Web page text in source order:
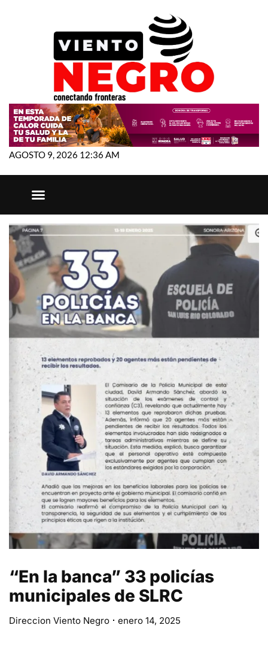
AGOSTO 9, 2026 12:36 AM
“En la banca” 33 policías
municipales de SLRC
Direccion Viento Negro enero 14, 2025